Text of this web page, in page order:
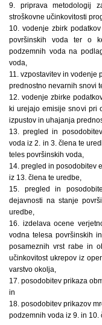
9. priprava metodologij
stroškovne učinkovitosti
10. vodenje zbirk
površinskih voda ter o
podzemnih voda na
voda,
11. vzpostavitev in vodenje
prednostno nevarnih snovi
12. vodenje zbirke
ki urejajo emisije snovi pri
izpustov in uhajanja
13. pregled in
voda iz 2. in 3. člena te
teles površinskih voda,
14. pregled in posodobitev
iz 13. člena te uredbe,
15. pregled in
dejavnosti na stanje
uredbe,
16. izdelava ocene
vodna telesa površinskih
posameznih vrst rabe in
učinkovitost ukrepov iz
varstvo okolja,
17. posodobitev prikaza
in
18. posodobitev prikazov
podzemnih voda iz 9. in 10.